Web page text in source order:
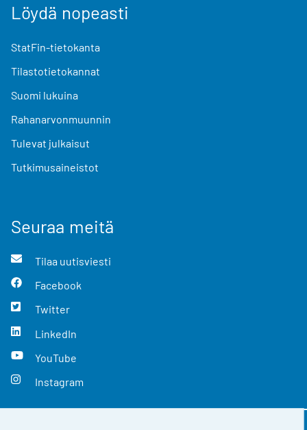
Löydä nopeasti
StatFin-tietokanta
Tilastotietokannat
Suomi lukuina
Rahanarvonmuunnin
Tulevat julkaisut
Tutkimusaineistot
Seuraa meitä
Tilaa uutisviesti
Facebook
Twitter
LinkedIn
YouTube
Instagram